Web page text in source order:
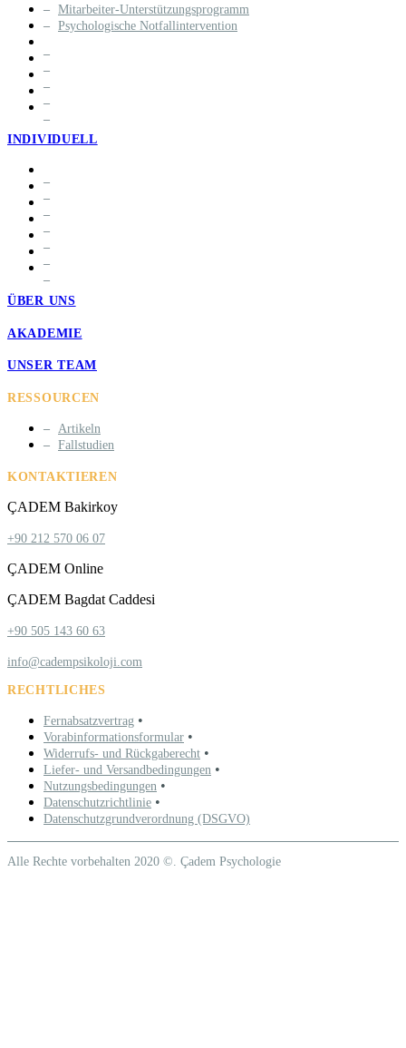
Mitarbeiter-Unterstützungsprogramm
Psychologische Notfallintervention
INDIVIDUELL
ÜBER UNS
AKADEMIE
UNSER TEAM
RESSOURCEN
Artikeln
Fallstudien
KONTAKTIEREN
ÇADEM Bakirkoy
+90 212 570 06 07
ÇADEM Online
ÇADEM Bagdat Caddesi
+90 505 143 60 63
info@cadempsikoloji.com
RECHTLICHES
Fernabsatzvertrag •
Vorabinformationsformular •
Widerrufs- und Rückgaberecht •
Liefer- und Versandbedingungen •
Nutzungsbedingungen •
Datenschutzrichtlinie •
Datenschutzgrundverordnung (DSGVO)
Alle Rechte vorbehalten 2020 ©. Çadem Psychologie